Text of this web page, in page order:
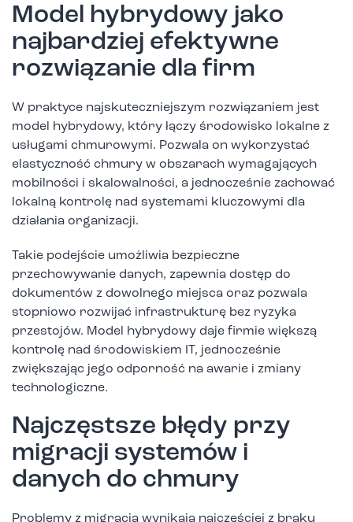
Model hybrydowy jako
najbardziej efektywne
rozwiązanie dla firm
W praktyce najskuteczniejszym rozwiązaniem jest
model hybrydowy, który łączy środowisko lokalne z
usługami chmurowymi. Pozwala on wykorzystać
elastyczność chmury w obszarach wymagających
mobilności i skalowalności, a jednocześnie zachować
lokalną kontrolę nad systemami kluczowymi dla
działania organizacji.
Takie podejście umożliwia bezpieczne
przechowywanie danych, zapewnia dostęp do
dokumentów z dowolnego miejsca oraz pozwala
stopniowo rozwijać infrastrukturę bez ryzyka
przestojów. Model hybrydowy daje firmie większą
kontrolę nad środowiskiem IT, jednocześnie
zwiększając jego odporność na awarie i zmiany
technologiczne.
Najczęstsze błędy przy
migracji systemów i
danych do chmury
Problemy z migracją wynikają najczęściej z braku